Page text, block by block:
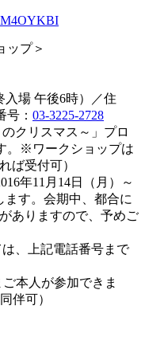
ップ＞
入場 午後6時）／住
号： 03-3225-2728
クリスマス～」プロ
。※ワークショップは
ば受付可）
年11月14日（月）～
ます。会期中、都合に
ありますので、予めご
、上記電話番号まで
本人が参加できま
伴可）